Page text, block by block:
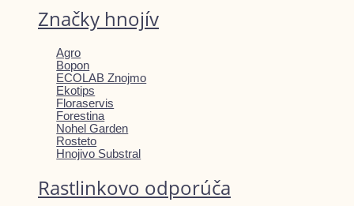
Značky hnojív
Agro
Bopon
ECOLAB Znojmo
Ekotips
Floraservis
Forestina
Nohel Garden
Rosteto
Hnojivo Substral
Rastlinkovo odporúča